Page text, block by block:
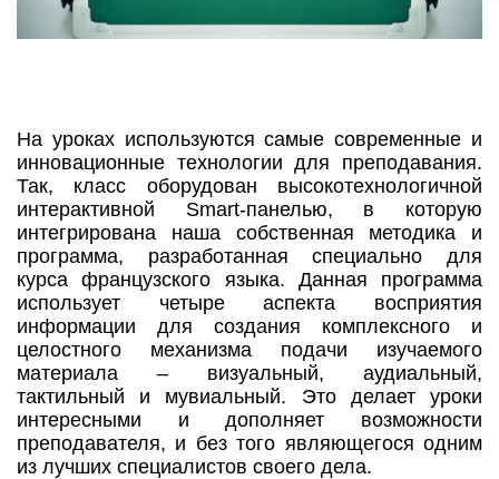
На уроках используются самые современные и
инновационные технологии для преподавания.
Так, класс оборудован высокотехнологичной
интерактивной Smart-панелью, в которую
интегрирована наша собственная методика и
программа, разработанная специально для
курса французского языка. Данная программа
использует четыре аспекта восприятия
информации для создания комплексного и
целостного механизма подачи изучаемого
материала – визуальный, аудиальный,
тактильный и мувиальный. Это делает уроки
интересными и дополняет возможности
преподавателя, и без того являющегося одним
из лучших специалистов своего дела.